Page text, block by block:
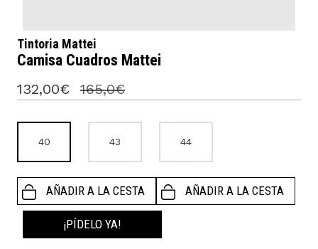
Tintoria Mattei
Camisa Cuadros Mattei
132,00€ 165,0€
40 43 44
AÑADIR A LA CESTA AÑADIR A LA CESTA
¡PÍDELO YA!